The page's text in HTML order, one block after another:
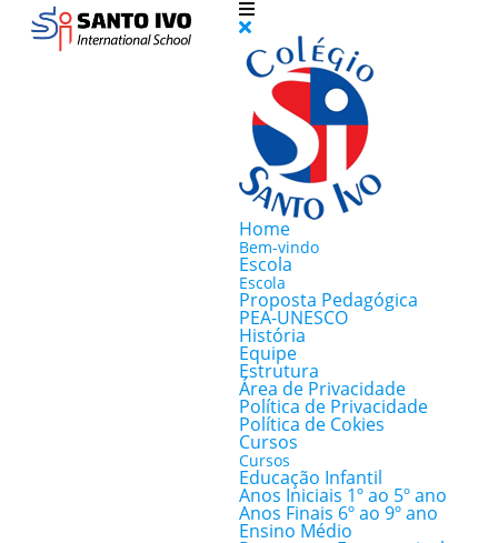
Home
Bem-vindo
Escola
Escola
Proposta Pedagógica
PEA-UNESCO
História
Equipe
Estrutura
Área de Privacidade
Política de Privacidade
Política de Cokies
Cursos
Cursos
Educação Infantil
Anos Iniciais 1º ao 5º ano
Anos Finais 6º ao 9º ano
Ensino Médio